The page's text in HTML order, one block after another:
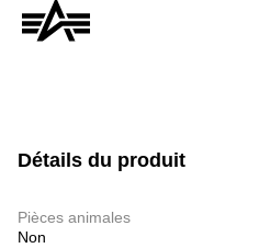
Détails du produit
Pièces animales
Non